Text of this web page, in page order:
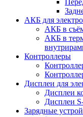
АКБ для
АКБ в
АКБ в
Контроллеры
Дисплеи для
Дисплеи
Дисплеи
Зарядные